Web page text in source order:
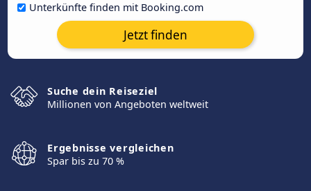
Unterkünfte finden mit Booking.com
Jetzt finden
Suche dein Reiseziel
Millionen von Angeboten weltweit
Ergebnisse vergleichen
Spar bis zu 70 %